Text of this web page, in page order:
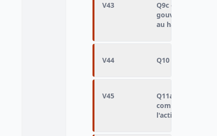
V43
Q9c - En cas
gouvernement a
au hasard dans
V44 Q10 - Intérêt
V45
Q11a - Approuve
comme moi
l'action